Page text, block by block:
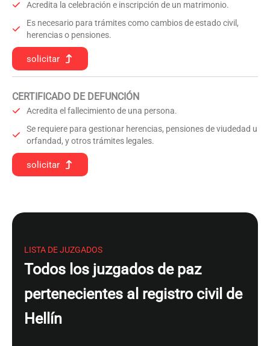
Acredita la celebración e inscripción de un matrimonio.
Es necesario para trámites como cambios de estado civil,
herencias o pensiones.
solicitar
CERTIFICADO DE DEFUNCIÓN
Acredita el fallecimiento de una persona.
Se requiere para gestionar herencias, pensiones de viudedad u
orfandad, y otros trámites legales.
solicitar
LISTA DE JUZGADOS
Todos los juzgados de paz
pertenecientes al registro civil de
Hellín